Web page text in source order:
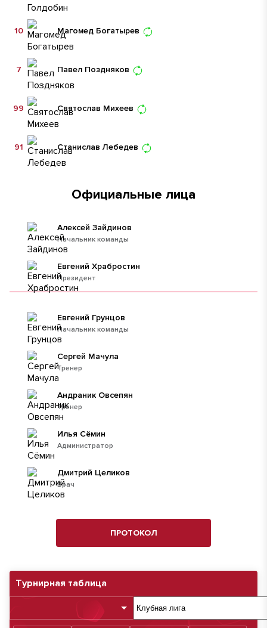
Турнирная таблица
Магомед Богатырев
10
Павел Поздняков
7
Святослав Михеев
99
Станислав Лебедев
91
Официальные лица
Начальник команды
Алексей Зайдинов
Президент
Евгений Храбростин
Начальник команды
Евгений Грунцов
Тренер
Сергей Мачула
Тренер
Андраник Овсепян
Администратор
Илья Сёмин
Врач
Дмитрий Целиков
ПРОТОКОЛ